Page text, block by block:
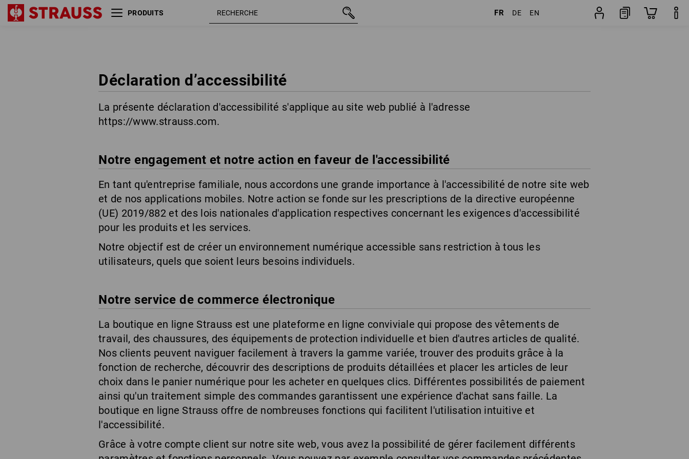
PRODUITS FR DE EN
Déclaration d’accessibilité
La présente déclaration d'accessibilité s'applique au site web publié à l'adresse
https://www.strauss.com.
Notre engagement et notre action en faveur de l'accessibilité
En tant qu'entreprise familiale, nous accordons une grande importance à l'accessibilité de notre site web
et de nos applications mobiles. Notre action se fonde sur les prescriptions de la directive européenne
(UE) 2019/882 et des lois nationales d'application respectives concernant les exigences d'accessibilité
pour les produits et les services.
Notre objectif est de créer un environnement numérique accessible sans restriction à tous les
utilisateurs, quels que soient leurs besoins individuels.
Notre service de commerce électronique
La boutique en ligne Strauss est une plateforme en ligne conviviale qui propose des vêtements de
travail, des chaussures, des équipements de protection individuelle et bien d'autres articles de qualité.
Nos clients peuvent naviguer facilement à travers la gamme variée, trouver des produits grâce à la
fonction de recherche, découvrir des descriptions de produits détaillées et placer les articles de leur
choix dans le panier numérique pour les acheter en quelques clics. Différentes possibilités de paiement
ainsi qu'un traitement simple des commandes garantissent une expérience d'achat sans faille. La
boutique en ligne Strauss offre de nombreuses fonctions qui facilitent l'utilisation intuitive et
l'accessibilité.
Grâce à votre compte client sur notre site web, vous avez la possibilité de gérer facilement différents